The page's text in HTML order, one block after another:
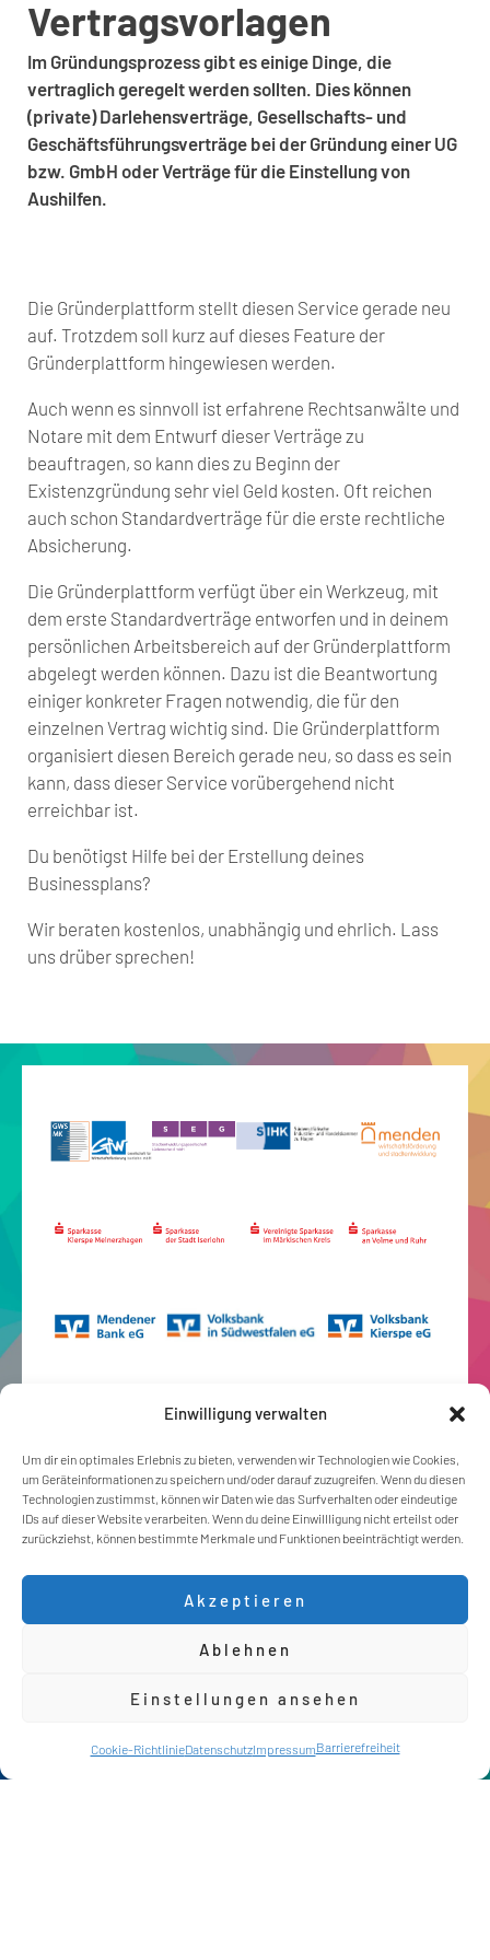
Einwilligung verwalten
Um dir ein optimales Erlebnis zu bieten, verwenden wir Technologien wie Cookies,
um Geräteinformationen zu speichern und/oder darauf zuzugreifen. Wenn du diesen
Technologien zustimmst, können wir Daten wie das Surfverhalten oder eindeutige
IDs auf dieser Website verarbeiten. Wenn du deine Einwillligung nicht erteilst oder
zurückziehst, können bestimmte Merkmale und Funktionen beeinträchtigt werden.
Akzeptieren
Ablehnen
Einstellungen ansehen
Cookie-RichtlinieDatenschutzImpressumBarrierefreiheit
Vertragsvorlagen
Im Gründungsprozess gibt es einige Dinge, die
vertraglich geregelt werden sollten. Dies können
(private) Darlehensverträge, Gesellschafts- und
Geschäftsführungsverträge bei der Gründung einer UG
bzw. GmbH oder Verträge für die Einstellung von
Aushilfen.
Die Gründerplattform stellt diesen Service gerade neu
auf. Trotzdem soll kurz auf dieses Feature der
Gründerplattform hingewiesen werden.
Auch wenn es sinnvoll ist erfahrene Rechtsanwälte und
Notare mit dem Entwurf dieser Verträge zu
beauftragen, so kann dies zu Beginn der
Existenzgründung sehr viel Geld kosten. Oft reichen
auch schon Standardverträge für die erste rechtliche
Absicherung.
Die Gründerplattform verfügt über ein Werkzeug, mit
dem erste Standardverträge entworfen und in deinem
persönlichen Arbeitsbereich auf der Gründerplattform
abgelegt werden können. Dazu ist die Beantwortung
einiger konkreter Fragen notwendig, die für den
einzelnen Vertrag wichtig sind. Die Gründerplattform
organisiert diesen Bereich gerade neu, so dass es sein
kann, dass dieser Service vorübergehend nicht
erreichbar ist.
Du benötigst Hilfe bei der Erstellung deines
Businessplans?
Wir beraten kostenlos, unabhängig und ehrlich. Lass
uns drüber sprechen!
Kontakt Chat